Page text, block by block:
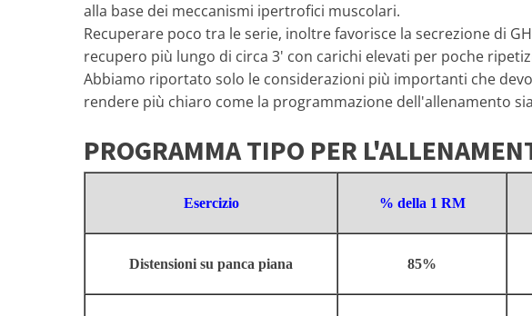
alla base dei meccanismi ipertrofici muscolari.
Recuperare poco tra le serie, inoltre favorisce la secrezione di
recupero più lungo di circa 3' con carichi elevati per poche
Abbiamo riportato solo le considerazioni più importanti che
rendere più chiaro come la programmazione dell'allenamento
PROGRAMMA TIPO PER
Esercizio % della 1 RM
Distensioni su panca piana 85%